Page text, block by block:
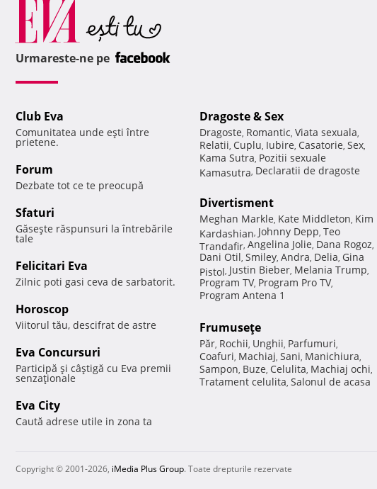
Urmareste-ne pe
Club Eva
Comunitatea unde eşti între
prietene.
Forum
Dezbate tot ce te preocupă
Sfaturi
Găseşte răspunsuri la întrebările
tale
Felicitari Eva
Zilnic poti gasi ceva de sarbatorit.
Horoscop
Viitorul tău, descifrat de astre
Eva Concursuri
Participă şi câştigă cu Eva premii
senzaţionale
Eva City
Caută adrese utile in zona ta
Dragoste & Sex
Dragoste, Romantic, Viata sexuala,
Relatii, Cuplu, Iubire, Casatorie, Sex,
Kama Sutra, Pozitii sexuale
Kamasutra, Declaratii de dragoste
Divertisment
Meghan Markle, Kate Middleton, Kim
Kardashian, Johnny Depp, Teo
Trandafir, Angelina Jolie, Dana Rogoz,
Dani Otil, Smiley, Andra, Delia, Gina
Pistol, Justin Bieber, Melania Trump,
Program TV, Program Pro TV,
Program Antena 1
Frumuseţe
Păr, Rochii, Unghii, Parfumuri,
Coafuri, Machiaj, Sani, Manichiura,
Sampon, Buze, Celulita, Machiaj ochi,
Tratament celulita, Salonul de acasa
Copyright © 2001-2026, iMedia Plus Group. Toate drepturile rezervate